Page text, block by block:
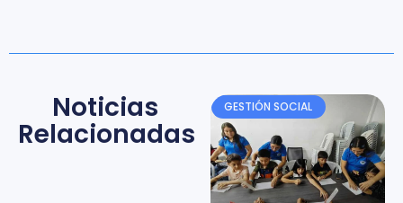
Noticias
Relacionadas
GESTIÓN SOCIAL